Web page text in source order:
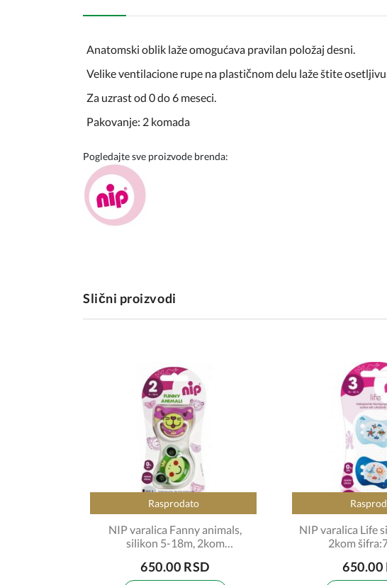
Anatomski oblik laže omogućava pravilan položaj desni.
Velike ventilacione rupe na plastičnom delu laže štite
Za uzrast od 0 do 6 meseci.
Pakovanje: 2 komada
Pogledajte sve proizvode brenda:
Slični proizvodi
Rasprodato
NIP varalica Fanny animals,
silikon 5-18m, 2kom
650.00 RSD
NIP varalica Life
2kom
650.00